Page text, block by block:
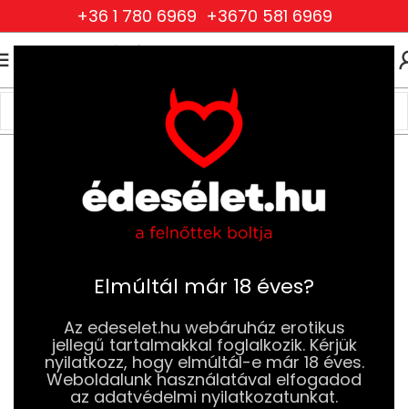
Elmúltál már 18 éves?
Az edeselet.hu webáruház erotikus
jellegű tartalmakkal foglalkozik. Kérjük
nyilatkozz, hogy elmúltál-e már 18 éves.
Weboldalunk használatával elfogadod
az adatvédelmi nyilatkozatunkat.
+36 1 780 6969 +3670 581 6969
Szexjátékok
Férfi Szexjátékok,Maszturbátorok